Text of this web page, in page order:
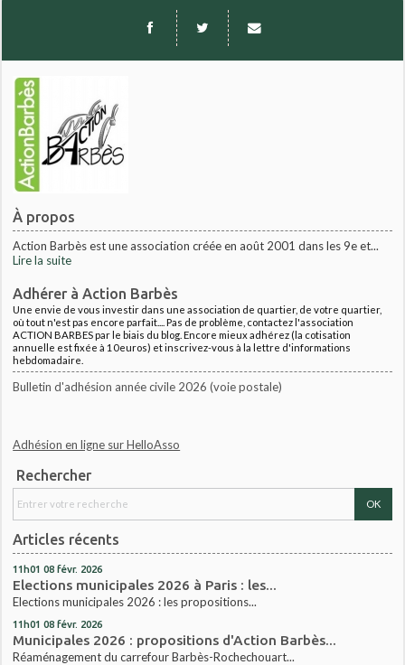
À propos
Action Barbès est une association créée en août 2001 dans les 9e et...
Lire la suite
Adhérer à Action Barbès
Une envie de vous investir dans une association de quartier, de votre quartier,
où tout n'est pas encore parfait.... Pas de problème, contactez l'association
ACTION BARBES par le biais du blog. Encore mieux adhérez (la cotisation
annuelle est fixée à 10euros) et inscrivez-vous à la lettre d'informations
hebdomadaire.
Bulletin d'adhésion année civile 2026 (voie postale)
Adhésion en ligne sur HelloAsso
Rechercher
Articles récents
11h01 08 févr. 2026
Elections municipales 2026 à Paris : les...
Elections municipales 2026 : les propositions...
11h01 08 févr. 2026
Municipales 2026 : propositions d'Action Barbès...
Réaménagement du carrefour Barbès-Rochechouart...